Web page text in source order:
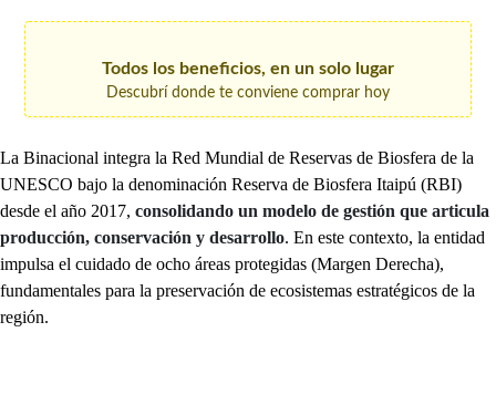
Todos los beneficios, en un solo lugar
Descubrí donde te conviene comprar hoy
La Binacional integra la Red Mundial de Reservas de Biosfera de la
UNESCO bajo la denominación Reserva de Biosfera Itaipú (RBI)
desde el año 2017, consolidando un modelo de gestión que articula
producción, conservación y desarrollo. En este contexto, la entidad
impulsa el cuidado de ocho áreas protegidas (Margen Derecha),
fundamentales para la preservación de ecosistemas estratégicos de la
región.